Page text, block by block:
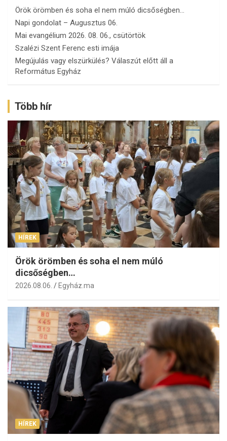
Örök örömben és soha el nem múló dicsőségben…
Napi gondolat – Augusztus 06.
Mai evangélium 2026. 08. 06., csütörtök
Szalézi Szent Ferenc esti imája
Megújulás vagy elszürkülés? Válaszút előtt áll a
Református Egyház
Több hír
HÍREK
Örök örömben és soha el nem múló
dicsőségben…
2026.08.06. Egyház.ma
HÍREK